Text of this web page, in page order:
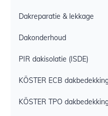
Dakreparatie & lekkage
Dakonderhoud
PIR dakisolatie (ISDE)
KÖSTER ECB
KÖSTER TPO